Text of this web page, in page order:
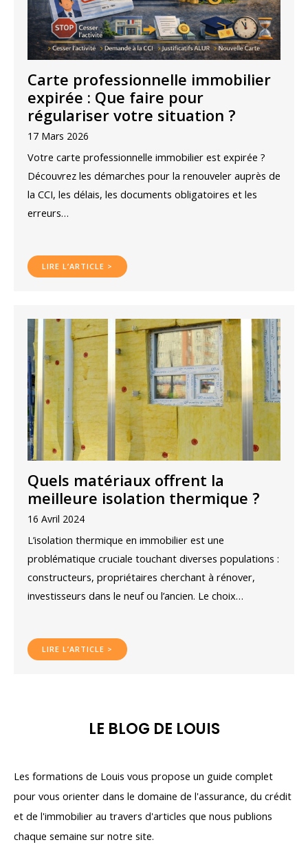
Carte professionnelle immobilier
expirée : Que faire pour
régulariser votre situation ?
17 Mars 2026
Votre carte professionnelle immobilier est expirée ?
Découvrez les démarches pour la renouveler auprès de
la CCI, les délais, les documents obligatoires et les
erreurs…
LIRE L’ARTICLE >
Quels matériaux offrent la
meilleure isolation thermique ?
16 Avril 2024
L’isolation thermique en immobilier est une
problématique cruciale touchant diverses populations :
constructeurs, propriétaires cherchant à rénover,
investisseurs dans le neuf ou l’ancien. Le choix…
LIRE L’ARTICLE >
LE BLOG DE LOUIS
Les formations de Louis vous propose un guide complet
pour vous orienter dans le domaine de l'assurance, du crédit
et de l'immobilier au travers d'articles que nous publions
chaque semaine sur notre site.